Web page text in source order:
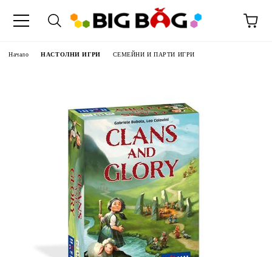
Начало НАСТОЛНИ ИГРИ СЕМЕЙНИ И ПАРТИ ИГРИ